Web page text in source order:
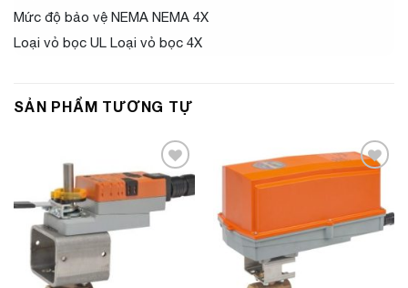
Mức độ bảo vệ NEMA NEMA 4X
Loại vỏ bọc UL Loại vỏ bọc 4X
SẢN PHẨM TƯƠNG TỰ
Add to
Wishlist